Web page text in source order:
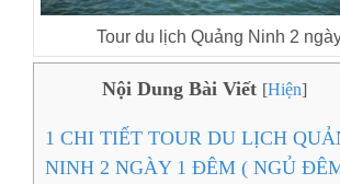
Tour du lịch Quảng Ninh 2
Nội Dung Bài Viết [Hiện]
1 CHI TIẾT TOUR DU LỊCH
NINH 2 NGÀY 1 ĐÊM ( NGỦ